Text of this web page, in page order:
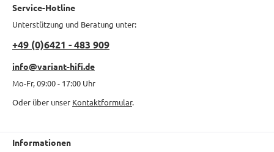
Service-Hotline
Unterstützung und Beratung unter:
+49 (0)6421 - 483 909
info@variant-hifi.de
Mo-Fr, 09:00 - 17:00 Uhr
Oder über unser Kontaktformular.
Informationen